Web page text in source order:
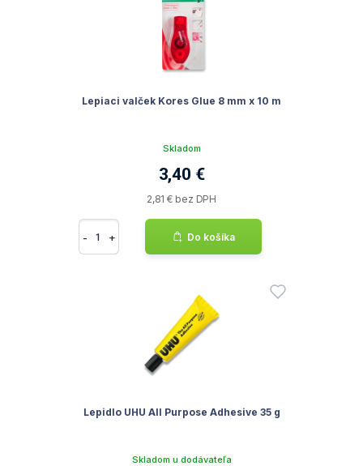
Lepiaci valček Kores Glue 8 mm x 10 m
Skladom
3,40 €
2,81 € bez DPH
- + Do košíka
Lepidlo UHU All Purpose Adhesive 35 g
Skladom u dodávateľa